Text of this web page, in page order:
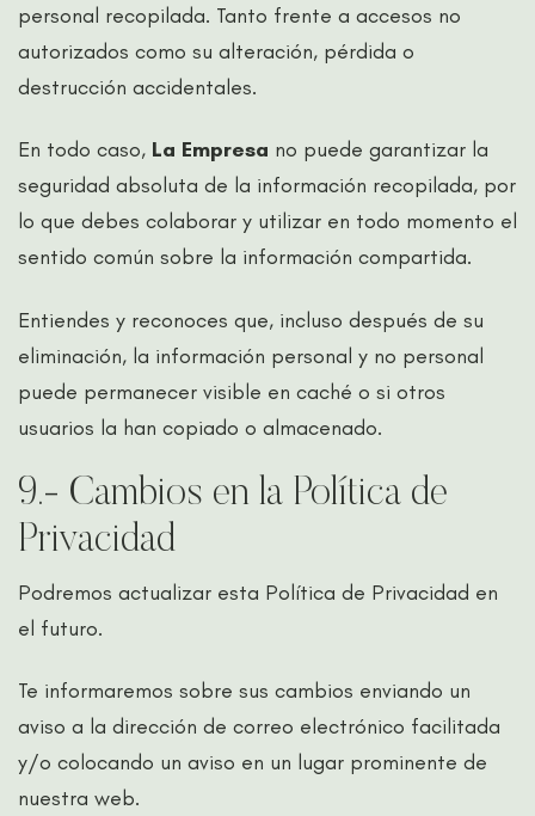
personal recopilada. Tanto frente a accesos no
autorizados como su alteración, pérdida o
destrucción accidentales.
En todo caso, La Empresa no puede garantizar la
seguridad absoluta de la información recopilada, por
lo que debes colaborar y utilizar en todo momento el
sentido común sobre la información compartida.
Entiendes y reconoces que, incluso después de su
eliminación, la información personal y no personal
puede permanecer visible en caché o si otros
usuarios la han copiado o almacenado.
9.- Cambios en la Política de
Privacidad
Podremos actualizar esta Política de Privacidad en
el futuro.
Te informaremos sobre sus cambios enviando un
aviso a la dirección de correo electrónico facilitada
y/o colocando un aviso en un lugar prominente de
nuestra web.